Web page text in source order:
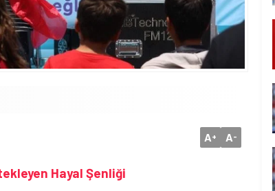
A+ A-
Hayal Şenliği